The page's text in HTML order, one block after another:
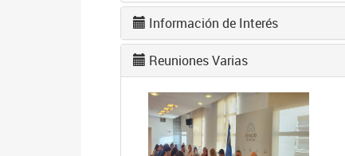
Información de Interés
Reuniones Varias